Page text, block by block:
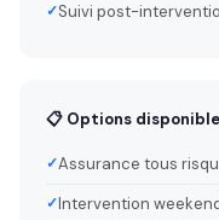
Suivi post-
📋 Options
Assurance tous
Intervention